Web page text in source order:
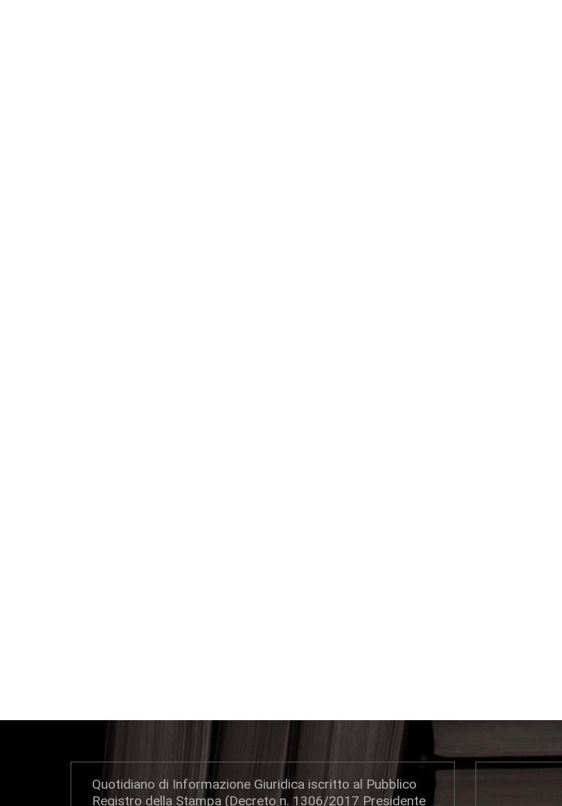
Quotidiano di Informazione Giuridica iscritto al Pubblico
Registro della Stampa (Decreto n. 1306/2017 Presidente